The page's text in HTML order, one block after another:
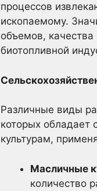
процессов
ископаемому.
объемов,
биотопливной
Различные виды
которых обладает
культурам,
Масличные
количество